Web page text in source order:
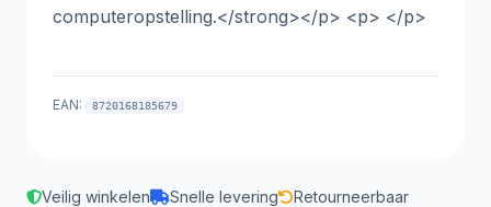
computeropstelling.</strong></p> <p> </p>
EAN: 8720168185679
Veilig winkelen Snelle levering Retourneerbaar